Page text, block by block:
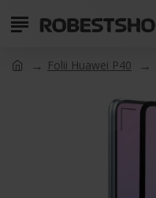
Folii Huawei P40